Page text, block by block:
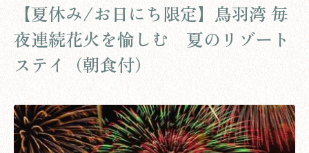
【夏休み/お日にち限定】鳥羽湾 毎
夜連続花火を愉しむ 夏のリゾート
ステイ（朝食付）